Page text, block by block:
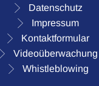
Datenschutz
Impressum
Kontaktformular
Videoüberwachung
Whistleblowing